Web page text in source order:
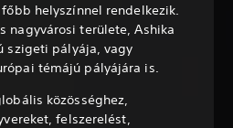
helyszínnel rendelkezik.
nagyvárosi területe, Ashika
szigeti pályája, vagy
témájú pályájára is.
közösséghez,
felszerelést,